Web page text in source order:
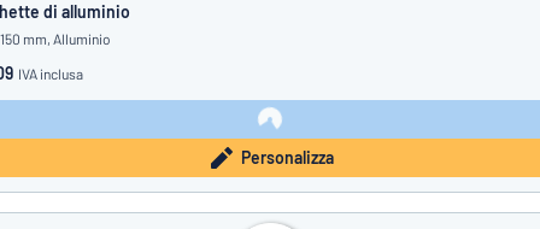
di alluminio
mm, Alluminio
IVA inclusa
Personalizza